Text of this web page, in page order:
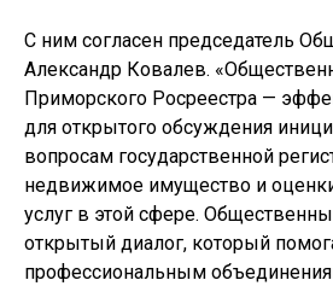
С ним согласен председатель
Александр Ковалев.
Приморского Росреестра —
для открытого обсуждения
вопросам государственной
недвижимое имущество и
услуг в этой сфере.
открытый диалог, который
профессиональным